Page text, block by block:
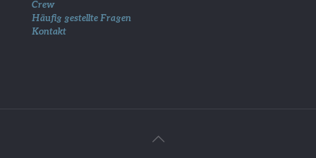
Crew
Häufig gestellte Fragen
Kontakt